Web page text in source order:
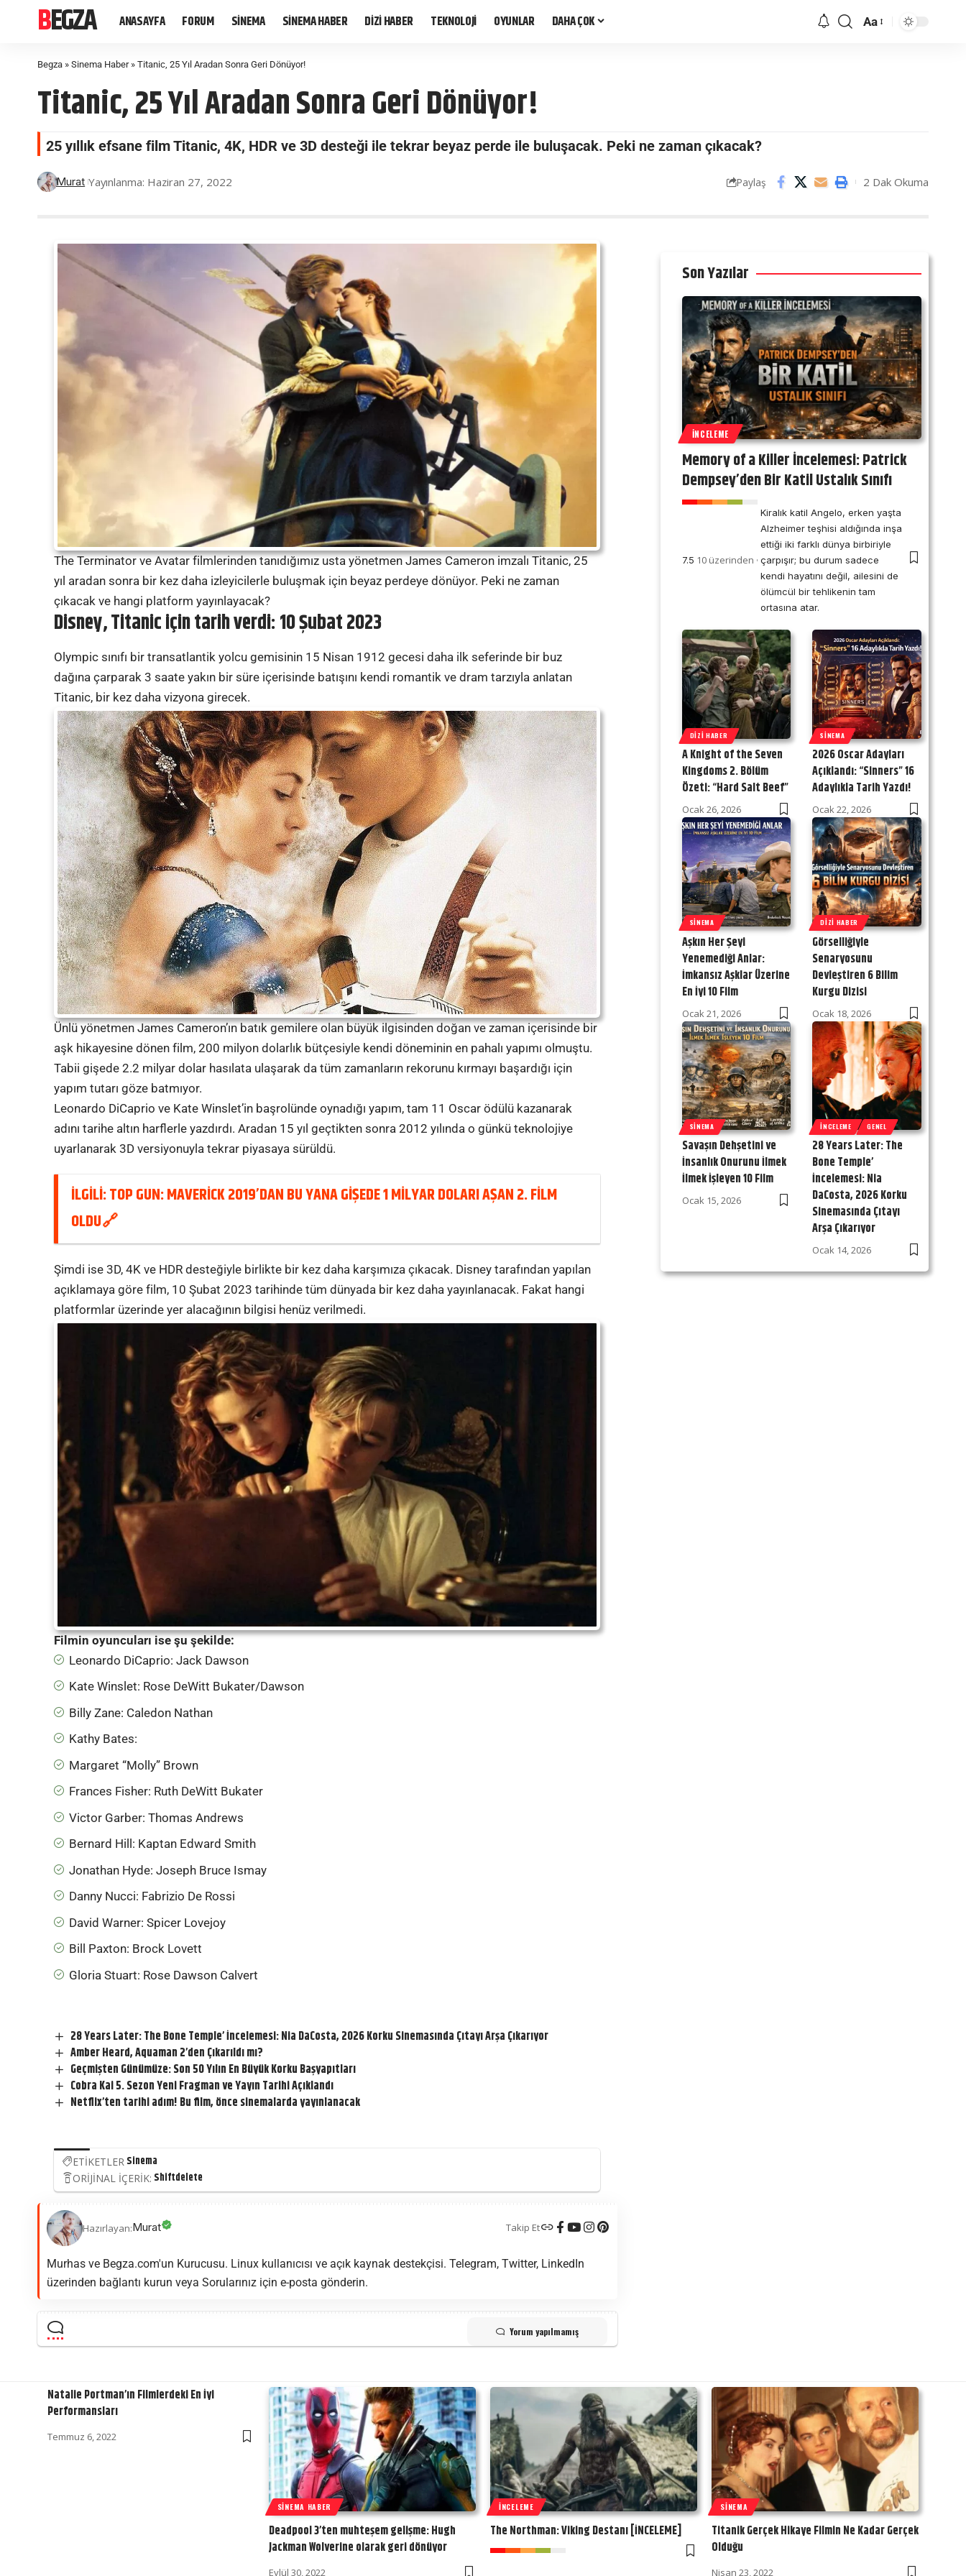
BEGZA ANASAYFA FORUM SİNEMA SİNEMA HABER DİZİ HABER TEKNOLOJİ OYUNLAR DAHA ÇOK Aa
Begza » Sinema Haber» Titanic, 25 Yıl Aradan Sonra Geri Dönüyor!
Titanic, 25 Yıl Aradan Sonra Geri Dönüyor!
25 yıllık efsane film Titanic, 4K, HDR ve 3D desteği ile tekrar beyaz perde ile buluşacak. Peki ne zaman çıkacak?
Murat Yayınlanma: Haziran 27, 2022 Paylaş 2 Dak Okuma
The Terminator ve Avatar filmlerinden tanıdığımız usta yönetmen James Cameron imzalı Titanic, 25
yıl aradan sonra bir kez daha izleyicilerle buluşmak için beyaz perdeye dönüyor. Peki ne zaman
çıkacak ve hangi platform yayınlayacak?
Disney, Titanic için tarih verdi: 10 Şubat 2023
Olympic sınıfı bir transatlantik yolcu gemisinin 15 Nisan 1912 gecesi daha ilk seferinde bir buz
dağına çarparak 3 saate yakın bir süre içerisinde batışını kendi romantik ve dram tarzıyla anlatan
Titanic, bir kez daha vizyona girecek.
Ünlü yönetmen James Cameron’ın batık gemilere olan büyük ilgisinden doğan ve zaman içerisinde bir
aşk hikayesine dönen film, 200 milyon dolarlık bütçesiyle kendi döneminin en pahalı yapımı olmuştu.
Tabii gişede 2.2 milyar dolar hasılata ulaşarak da tüm zamanların rekorunu kırmayı başardığı için
yapım tutarı göze batmıyor.
Leonardo DiCaprio ve Kate Winslet’in başrolünde oynadığı yapım, tam 11 Oscar ödülü kazanarak
adını tarihe altın harflerle yazdırdı. Aradan 15 yıl geçtikten sonra 2012 yılında o günkü teknolojiye
uyarlanarak 3D versiyonuyla tekrar piyasaya sürüldü.
İLGİLİ:TOP GUN: MAVERICK 2019’DAN BU YANA GIŞEDE 1 MILYAR DOLARI AŞAN 2. FILM
OLDU
Şimdi ise 3D, 4K ve HDR desteğiyle birlikte bir kez daha karşımıza çıkacak. Disney tarafından yapılan
açıklamaya göre film, 10 Şubat 2023 tarihinde tüm dünyada bir kez daha yayınlanacak. Fakat hangi
platformlar üzerinde yer alacağının bilgisi henüz verilmedi.
Filmin oyuncuları ise şu şekilde:
Leonardo DiCaprio: Jack Dawson
Kate Winslet: Rose DeWitt Bukater/Dawson
Billy Zane: Caledon Nathan
Kathy Bates:
Margaret “Molly” Brown
Frances Fisher: Ruth DeWitt Bukater
Victor Garber: Thomas Andrews
Bernard Hill: Kaptan Edward Smith
Jonathan Hyde: Joseph Bruce Ismay
Danny Nucci: Fabrizio De Rossi
David Warner: Spicer Lovejoy
Bill Paxton: Brock Lovett
Gloria Stuart: Rose Dawson Calvert
28 Years Later: The Bone Temple’ İncelemesi: Nia DaCosta, 2026 Korku Sinemasında Çıtayı Arşa Çıkarıyor
Amber Heard, Aquaman 2’den Çıkarıldı mı?
Geçmişten Günümüze: Son 50 Yılın En Büyük Korku Başyapıtları
Cobra Kai 5. Sezon Yeni Fragman ve Yayın Tarihi Açıklandı
Netflix’ten tarihi adım! Bu film, önce sinemalarda yayınlanacak
ETİKETLER Sinema
ORİJİNAL İÇERİK: Shiftdelete
Hazırlayan:Murat Takip Et
Murhas ve Begza.com'un Kurucusu. Linux kullanıcısı ve açık kaynak destekçisi. Telegram, Twitter, LinkedIn
üzerinden bağlantı kurun veya Sorularınız için e-posta gönderin.
Yorum yapılmamış
Son Yazılar
İNCELEME
Memory of a Killer İncelemesi: Patrick
Dempsey’den Bir Katil Ustalık Sınıfı
7.5 10 üzerinden
Kiralık katil Angelo, erken yaşta
Alzheimer teşhisi aldığında inşa
ettiği iki farklı dünya birbiriyle
çarpışır; bu durum sadece
kendi hayatını değil, ailesini de
ölümcül bir tehlikenin tam
ortasına atar.
DIZI HABER
A Knight of the Seven
Kingdoms 2. Bölüm
Özeti: “Hard Salt Beef”
Ocak 26, 2026
SINEMA
2026 Oscar Adayları
Açıklandı: “Sinners” 16
Adaylıkla Tarih Yazdı!
Ocak 22, 2026
SINEMA
Aşkın Her Şeyi
Yenemediği Anlar:
İmkansız Aşklar Üzerine
En İyi 10 Film
Ocak 21, 2026
DIZI HABER
Görselliğiyle
Senaryosunu
Devleştiren 6 Bilim
Kurgu Dizisi
Ocak 18, 2026
SINEMA
Savaşın Dehşetini ve
İnsanlık Onurunu İlmek
İlmek İşleyen 10 Film
Ocak 15, 2026
İNCELEME GENEL
28 Years Later: The
Bone Temple’
İncelemesi: Nia
DaCosta, 2026 Korku
Sinemasında Çıtayı
Arşa Çıkarıyor
Ocak 14, 2026
Natalie Portman’ın Filmlerdeki En İyi
Performansları
Temmuz 6, 2022
SINEMA HABER
Deadpool 3’ten muhteşem gelişme: Hugh
Jackman Wolverine olarak geri dönüyor
Eylül 30, 2022
İNCELEME
The Northman: Viking Destanı [İNCELEME]
SINEMA
Titanik Gerçek Hikaye Filmin Ne Kadar Gerçek
Olduğu
Nisan 23, 2022